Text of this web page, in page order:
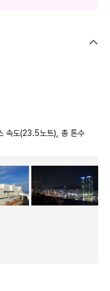
제공
1개 제공
류세 포함)
3일차 호텔식
속도(23.5노트), 총 톤수